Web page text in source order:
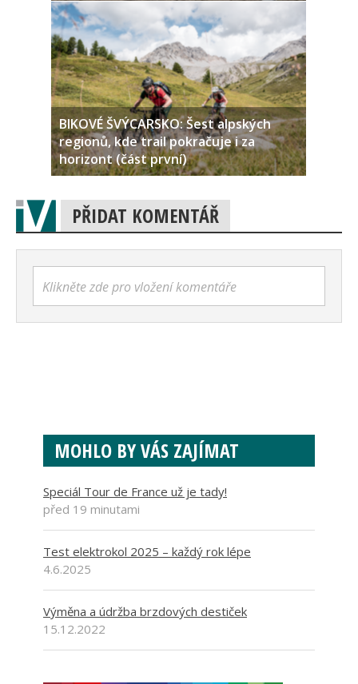
BIKOVÉ ŠVÝCARSKO: Šest alpských
regionů, kde trail pokračuje i za
horizont (část první)
PŘIDAT KOMENTÁŘ
Klikněte zde pro vložení komentáře
MOHLO BY VÁS ZAJÍMAT
Speciál Tour de France už je tady!
před 19 minutami
Test elektrokol 2025 – každý rok lépe
4.6.2025
Výměna a údržba brzdových destiček
15.12.2022